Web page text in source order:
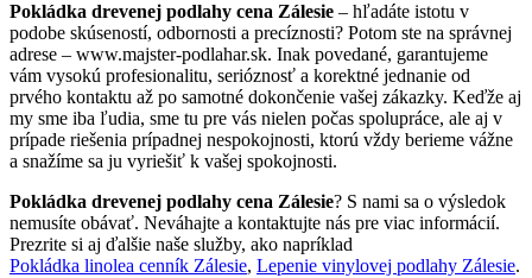
Pokládka drevenej podlahy cena Zálesie – hľadáte istotu v
podobe skúseností, odbornosti a precíznosti? Potom ste na správnej
adrese – www.majster-podlahar.sk. Inak povedané, garantujeme
vám vysokú profesionalitu, serióznosť a korektné jednanie od
prvého kontaktu až po samotné dokončenie vašej zákazky. Keďže aj
my sme iba ľudia, sme tu pre vás nielen počas spolupráce, ale aj v
prípade riešenia prípadnej nespokojnosti, ktorú vždy berieme vážne
a snažíme sa ju vyriešiť k vašej spokojnosti.
Pokládka drevenej podlahy cena Zálesie? S nami sa o výsledok
nemusíte obávať. Neváhajte a kontaktujte nás pre viac informácií.
Prezrite si aj ďalšie naše služby, ako napríklad
Pokládka linolea cenník Zálesie, Lepenie vinylovej podlahy Zálesie.